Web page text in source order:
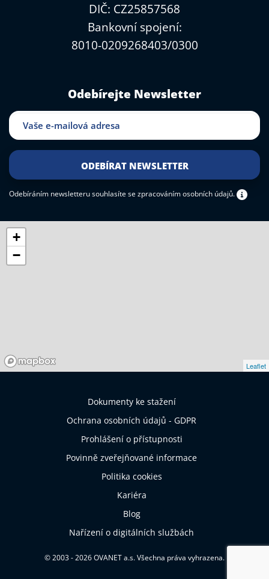
DIČ: CZ25857568
Bankovní spojení:
8010-0209268403/0300
Odebírejte Newsletter
Odebíráním newsletteru souhlasíte se zpracováním osobních údajů.
+
−
Leaflet
Dokumenty ke stažení
Ochrana osobních údajů - GDPR
Prohlášení o přístupnosti
Povinně zveřejňované informace
Politika cookies
Kariéra
Blog
Nařízení o digitálních službách
© 2003 - 2026 OVANET a.s. Všechna práva vyhrazena.